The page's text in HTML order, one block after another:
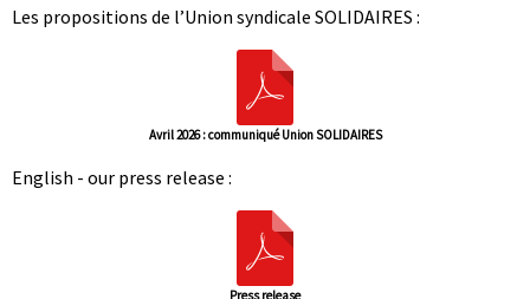
Les propositions de l’Union syndicale SOLIDAIRES :
Avril 2026 : communiqué Union SOLIDAIRES
English - our press release :